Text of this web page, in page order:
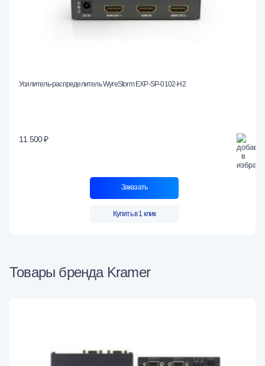
Усилитель-распределитель WyreStorm EXP-SP-0102-H2
11 500 ₽
Заказать
Купить в 1 клик
Товары бренда Kramer